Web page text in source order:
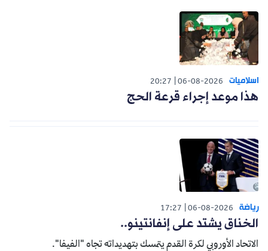
اسلاميات 06-08-2026
20:27
هذا موعد إجراء قرعة الحج
رياضة 06-08-2026
17:27
الخناق يشتد على إنفانتينو..
الاتحاد الأوروبي لكرة القدم يتمسك بتهديداته تجاه "الفيفا".